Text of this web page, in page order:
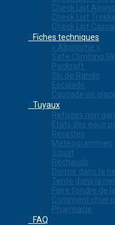
Check List
Check List
Check List
Fiches techniques
« Alpinisme »
Safe Climbing
Packraft
Ski de Rando
Escalade
Cascade de
Tuyaux
Refuges non
Etats des eaux
Recettes
Météogrammes
Squat
Réchauds
Dormir dans la
Tente dans la
Faire fondre de
Comment chier
Pharmacie
FAQ